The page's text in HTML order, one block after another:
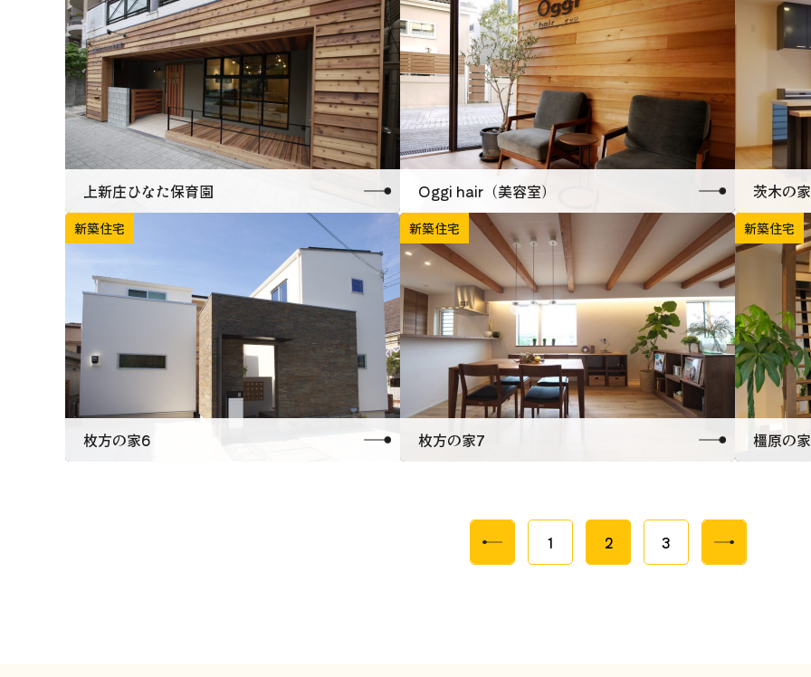
上新庄ひなた保育園 Oggi hair（美容室） 茨木の家
新築住宅
枚方の家6
新築住宅
枚方の家7
新築住宅
橿原の家
1 2 3